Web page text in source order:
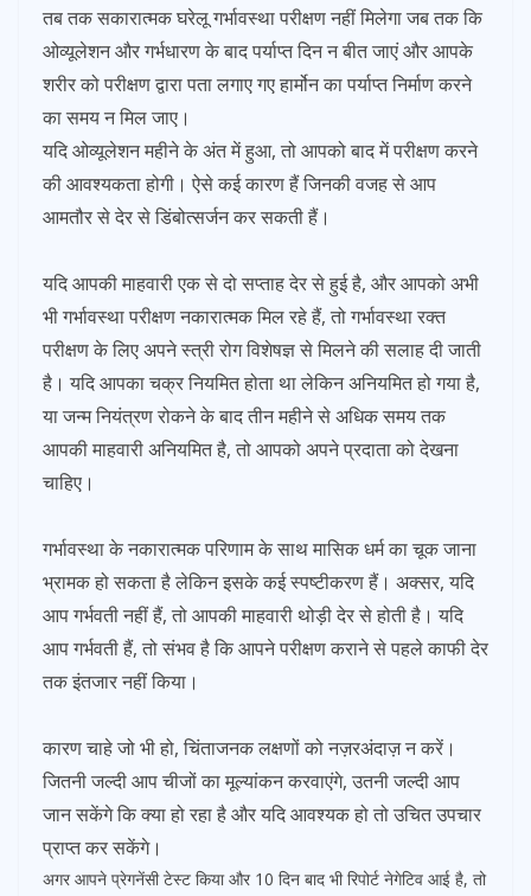
तब तक सकारात्मक घरेलू गर्भावस्था परीक्षण नहीं मिलेगा जब तक कि
ओव्यूलेशन और गर्भधारण के बाद पर्याप्त दिन न बीत जाएं और आपके
शरीर को परीक्षण द्वारा पता लगाए गए हार्मोन का पर्याप्त निर्माण करने
का समय न मिल जाए।
यदि ओव्यूलेशन महीने के अंत में हुआ, तो आपको बाद में परीक्षण करने
की आवश्यकता होगी। ऐसे कई कारण हैं जिनकी वजह से आप
आमतौर से देर से डिंबोत्सर्जन कर सकती हैं।
यदि आपकी माहवारी एक से दो सप्ताह देर से हुई है, और आपको अभी
भी गर्भावस्था परीक्षण नकारात्मक मिल रहे हैं, तो गर्भावस्था रक्त
परीक्षण के लिए अपने स्त्री रोग विशेषज्ञ से मिलने की सलाह दी जाती
है। यदि आपका चक्र नियमित होता था लेकिन अनियमित हो गया है,
या जन्म नियंत्रण रोकने के बाद तीन महीने से अधिक समय तक
आपकी माहवारी अनियमित है, तो आपको अपने प्रदाता को देखना
चाहिए।
गर्भावस्था के नकारात्मक परिणाम के साथ मासिक धर्म का चूक जाना
भ्रामक हो सकता है लेकिन इसके कई स्पष्टीकरण हैं। अक्सर, यदि
आप गर्भवती नहीं हैं, तो आपकी माहवारी थोड़ी देर से होती है। यदि
आप गर्भवती हैं, तो संभव है कि आपने परीक्षण कराने से पहले काफी देर
तक इंतजार नहीं किया।
कारण चाहे जो भी हो, चिंताजनक लक्षणों को नज़रअंदाज़ न करें।
जितनी जल्दी आप चीजों का मूल्यांकन करवाएंगे, उतनी जल्दी आप
जान सकेंगे कि क्या हो रहा है और यदि आवश्यक हो तो उचित उपचार
प्राप्त कर सकेंगे।
अगर आपने प्रेगनेंसी टेस्ट किया और 10 दिन बाद भी रिपोर्ट नेगेटिव आई है, तो